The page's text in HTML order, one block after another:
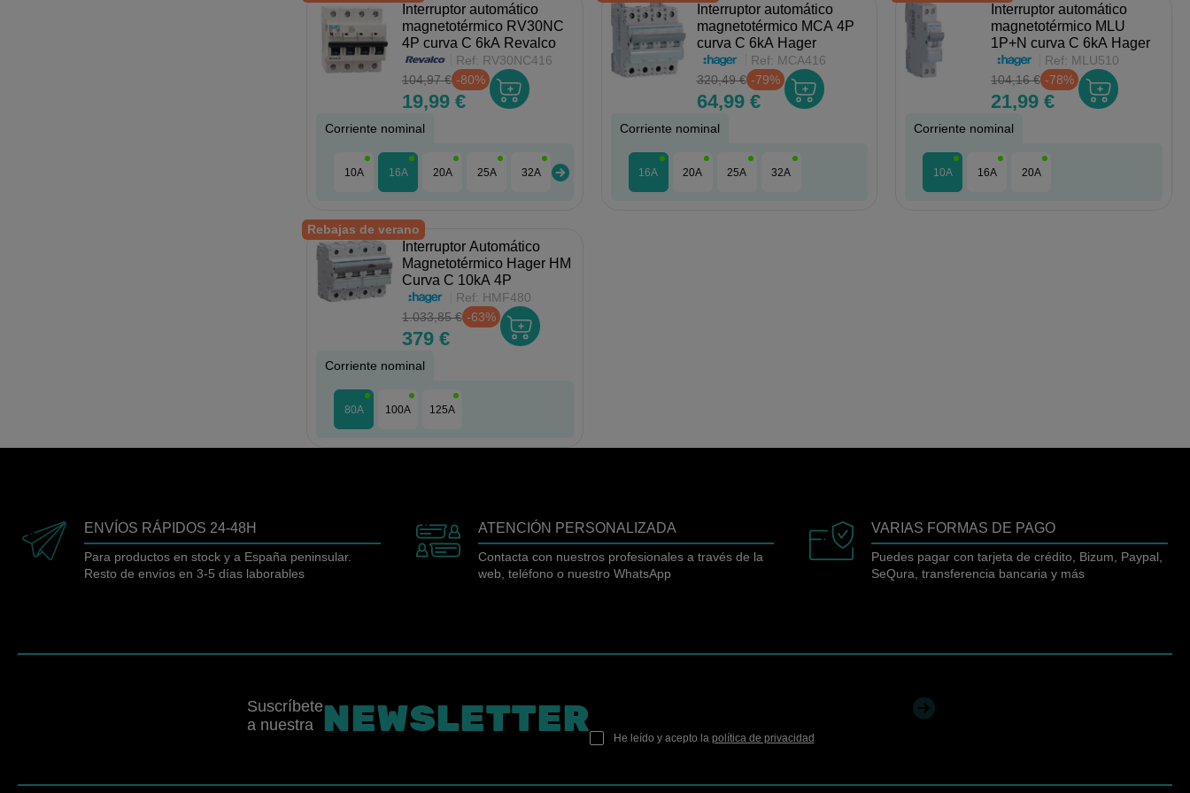
Interruptor automático
magnetotérmico RV30NC
4P curva C 6kA Revalco
Ref: RV30NC416
104,97 € -80%
19,99 €
Corriente nominal
10A 16A 20A 25A 32A 40A 63A
Interruptor automático
magnetotérmico MCA 4P
curva C 6kA Hager
Ref: MCA416
320,49 € -79%
64,99 €
Corriente nominal
16A 20A 25A 32A
Interruptor automático
magnetotérmico MLU
1P+N curva C 6kA Hager
Ref: MLU510
104,16 € -78%
21,99 €
Corriente nominal
10A 16A 20A
Rebajas de verano
Interruptor Automático
Magnetotérmico Hager HM
Curva C 10kA 4P
Ref: HMF480
1.033,85 € -63%
379 €
Corriente nominal
80A 100A 125A
ENVÍOS RÁPIDOS 24-48H
Para productos en stock y a España peninsular.
Resto de envíos en 3-5 días laborables
ATENCIÓN PERSONALIZADA
Contacta con nuestros profesionales a través de la
web, teléfono o nuestro WhatsApp
VARIAS FORMAS DE PAGO
Puedes pagar con tarjeta de crédito, Bizum, Paypal,
SeQura, transferencia bancaria y más
Suscríbete
a nuestra NEWSLETTER He leído y acepto la política de privacidad